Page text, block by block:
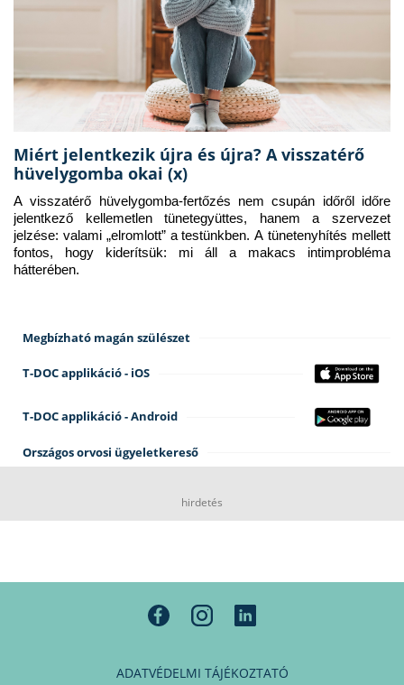
Miért jelentkezik újra és újra? A visszatérő
hüvelygomba okai (x)
A visszatérő hüvelygomba-fertőzés nem csupán időről időre
jelentkező kellemetlen tünetegyüttes, hanem a szervezet
jelzése: valami „elromlott” a testünkben. A tünetenyhítés mellett
fontos, hogy kiderítsük: mi áll a makacs intimprobléma
hátterében.
Megbízható magán szülészet
T-DOC applikáció - iOS
T-DOC applikáció - Android
Országos orvosi ügyeletkereső
hirdetés
ADATVÉDELMI TÁJÉKOZTATÓ